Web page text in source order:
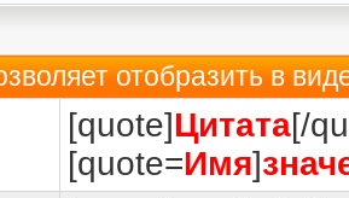
отобразить в
[quote]Цитата[/
[quote=Имя]